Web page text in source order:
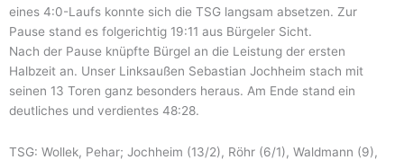
eines 4:0-Laufs konnte sich die TSG langsam absetzen. Zur
Pause stand es folgerichtig 19:11 aus Bürgeler Sicht.
Nach der Pause knüpfte Bürgel an die Leistung der ersten
Halbzeit an. Unser Linksaußen Sebastian Jochheim stach mit
seinen 13 Toren ganz besonders heraus. Am Ende stand ein
deutliches und verdientes 48:28.
TSG: Wollek, Pehar; Jochheim (13/2), Röhr (6/1), Waldmann (9),